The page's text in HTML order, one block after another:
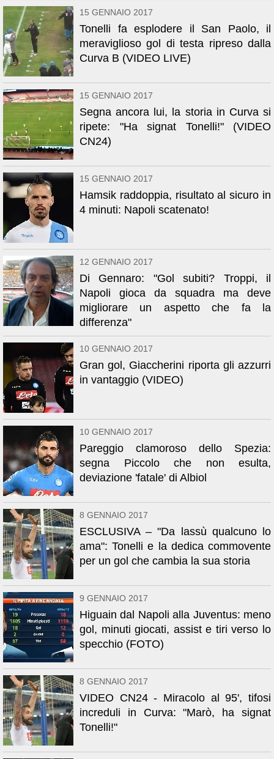
15 GENNAIO 2017
Tonelli fa esplodere il San Paolo, il
meraviglioso gol di testa ripreso dalla
Curva B (VIDEO LIVE)
15 GENNAIO 2017
Segna ancora lui, la storia in Curva si
ripete: "Ha signat Tonelli!" (VIDEO
CN24)
15 GENNAIO 2017
Hamsik raddoppia, risultato al sicuro in
4 minuti: Napoli scatenato!
12 GENNAIO 2017
Di Gennaro: "Gol subiti? Troppi, il
Napoli gioca da squadra ma deve
migliorare un aspetto che fa la
differenza"
10 GENNAIO 2017
Gran gol, Giaccherini riporta gli azzurri
in vantaggio (VIDEO)
10 GENNAIO 2017
Pareggio clamoroso dello Spezia:
segna Piccolo che non esulta,
deviazione 'fatale' di Albiol
8 GENNAIO 2017
ESCLUSIVA – "Da lassù qualcuno lo
ama": Tonelli e la dedica commovente
per un gol che cambia la sua storia
9 GENNAIO 2017
Higuain dal Napoli alla Juventus: meno
gol, minuti giocati, assist e tiri verso lo
specchio (FOTO)
8 GENNAIO 2017
VIDEO CN24 - Miracolo al 95', tifosi
increduli in Curva: "Marò, ha signat
Tonelli!"